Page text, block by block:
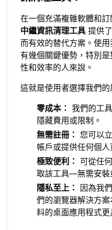
在一個充滿複雜軟體和
中繼資訊清理工具 提供
而有效的替代方案。使
有幾個關鍵優勢，特別
性和效率的人來說。
這就是使用者選擇我們的
零成本： 我們的工
隱藏費用或限制。
無需註冊： 您可以
帳戶或提供任何個人
極致便利： 可從任
取該工具—無需安裝
隱私至上： 因為我
們的瀏覽器解決方
料的桌面應用程式更